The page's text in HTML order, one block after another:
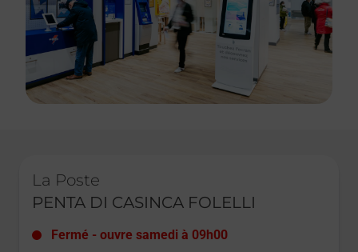
La Poste
PENTA DI CASINCA FOLELLI
Fermé - ouvre samedi à 09h00